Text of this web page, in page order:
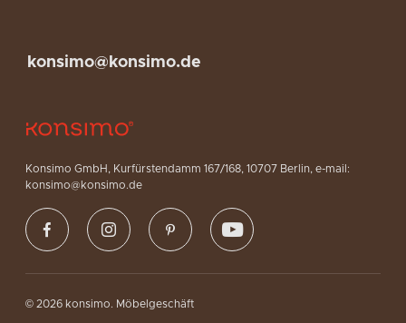
Konsimo GmbH, Kurfürstendamm 167/168, 10707 Berlin, e-mail:
konsimo@konsimo.de
konsimo@konsimo.de
© 2026 konsimo. Möbelgeschäft